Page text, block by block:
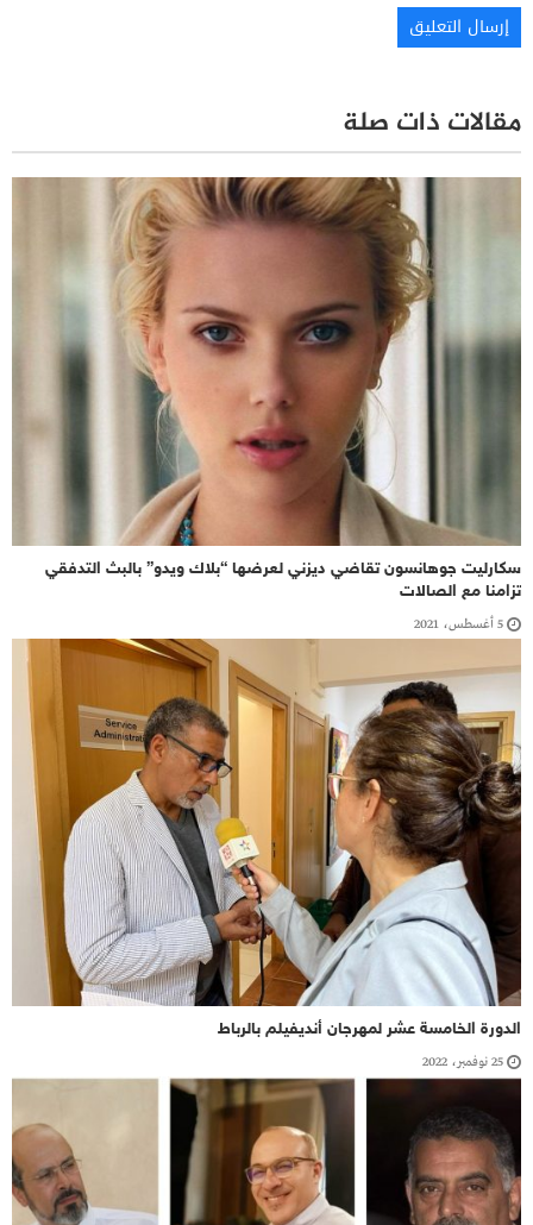
مقالات ذات صلة
سكارليت جوهانسون تقاضي ديزني لعرضها “بلاك ويدو” بالبث التدفقي
تزامنا مع الصالات
5 أغسطس، 2021
الدورة الخامسة عشر لمهرجان أنديفيلم بالرباط
25 نوفمبر، 2022